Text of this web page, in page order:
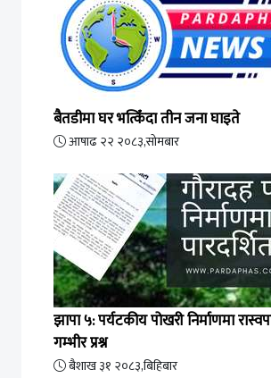
बैतडीमा घर भत्किँदा तीन जना घाइते
आषाढ २२ २०८३,सोमबार
झापा ५: पर्यटकीय पोखरी निर्माणमा रास्वपाले उठायो
गम्भीर प्रश्न
बैशाख ३१ २०८३,बिहिबार